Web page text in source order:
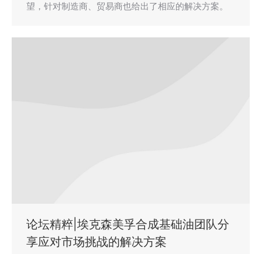
望，针对制造商、贸易商也给出了相应的解决方案。
论坛精粹|埃克森美孚合成基础油团队分
享应对市场挑战的解决方案